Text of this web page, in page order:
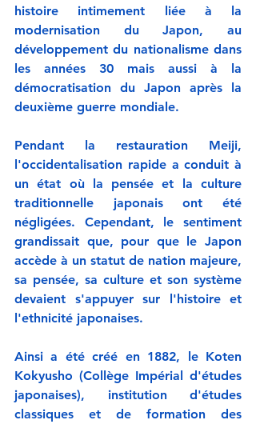
histoire intimement liée à la
modernisation du Japon, au
développement du nationalisme dans
les années 30 mais aussi à la
démocratisation du Japon après la
deuxième guerre mondiale.
Pendant la restauration Meiji,
l'occidentalisation rapide a conduit à
un état où la pensée et la culture
traditionnelle japonais ont été
négligées. Cependant, le sentiment
grandissait que, pour que le Japon
accède à un statut de nation majeure,
sa pensée, sa culture et son système
devaient s'appuyer sur l'histoire et
l'ethnicité japonaises.
Ainsi a été créé en 1882, le Koten
Kokyusho (Collège Impérial d'études
japonaises), institution d'études
classiques et de formation des